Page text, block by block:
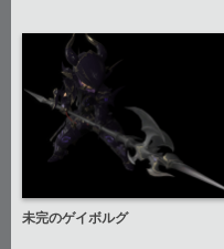
未完のゲイボルグ